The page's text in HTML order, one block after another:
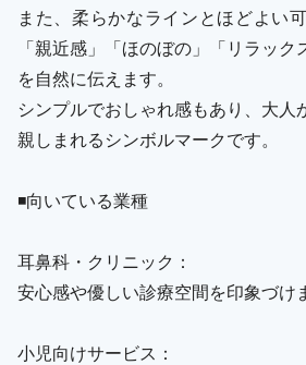
また、柔らかなラインとほどよい
「親近感」「ほのぼの」「リラッ
を自然に伝えます。
シンプルでおしゃれ感もあり、大人
親しまれるシンボルマークです。
◾️向いている業種
耳鼻科・クリニック：
安心感や優しい診療空間を印象づけ
小児向けサービス：